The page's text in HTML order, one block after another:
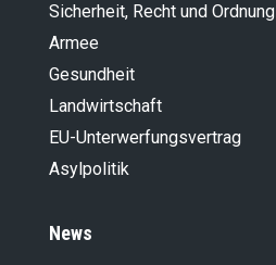
Sicherheit, Recht und Ordnung
Armee
Gesundheit
Landwirt­schaft
EU-Unterwerfungsvertrag
Asylpolitik
News